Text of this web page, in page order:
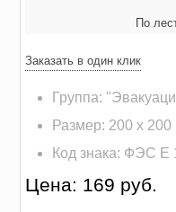
По
Заказать в один клик
Группа:
Размер: 200 х
Код знака: ФЭС E
Цена: 169 руб.